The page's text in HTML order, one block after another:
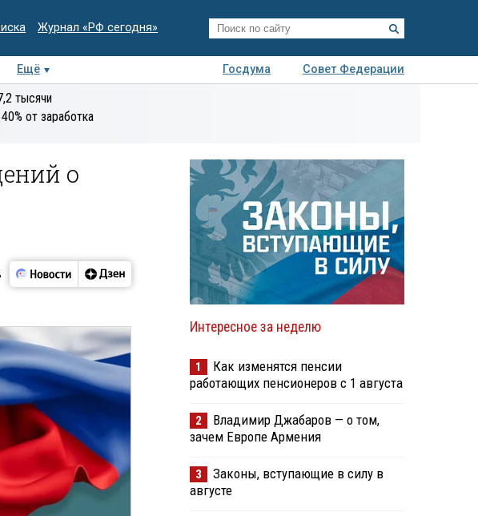
Журнал «РФ сегодня»
Ещё Госдума
Совет Федерации
тысячи
от заработка
о
Интересное за неделю
1
Как изменятся пенсии
работающих пенсионеров с 1 августа
2
Владимир Джабаров — о том,
зачем Европе Армения
3
Законы, вступающие в силу в
августе